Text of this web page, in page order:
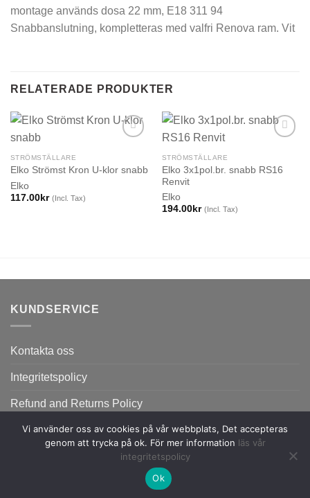
montage används dosa 22 mm, E18 311 94
Snabbanslutning, kompletteras med valfri Renova ram. Vit
RELATERADE PRODUKTER
STRÖMSTÄLLARE
Elko Strömst Kron U-klor snabb
Elko
117.00kr (Incl. Tax)
STRÖMSTÄLLARE
Elko 3x1pol.br. snabb RS16
Renvit
Elko
194.00kr (Incl. Tax)
KUNDSERVICE
Kontakta oss
Integritetspolicy
Refund and Returns Policy
Copyright 2026 ©Flatsome Theme.
Vi använder oss av cookies på vår webbplats, Det accepteras
genom att trycka på ok. För mer information läs vår
integritetspolicy
Ok